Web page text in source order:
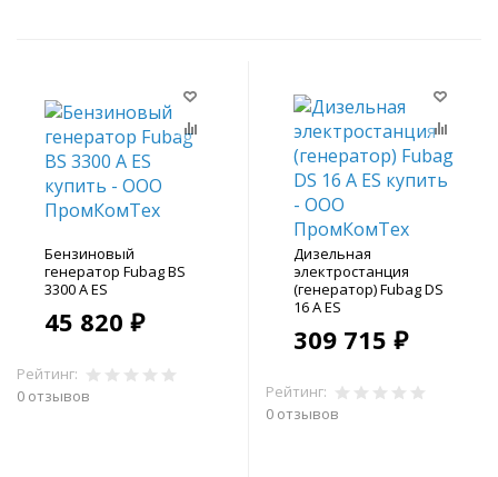
Бензиновый
генератор Fubag BS
3300 A ES
45 820 ₽
Рейтинг:
0 отзывов
Дизельная
электростанция
(генератор) Fubag DS
16 A ES
309 715 ₽
Рейтинг:
0 отзывов